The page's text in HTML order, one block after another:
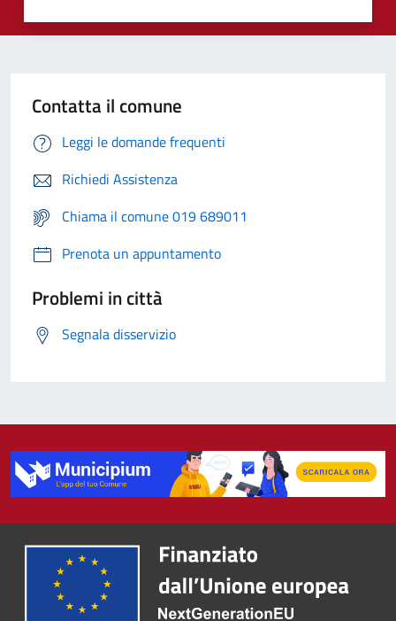
Contatta il comune
Leggi le domande frequenti
Richiedi Assistenza
Chiama il comune 019 689011
Prenota un appuntamento
Problemi in città
Segnala disservizio